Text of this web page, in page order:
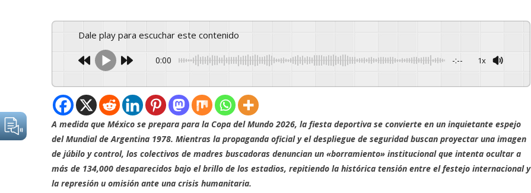
Dale play para escuchar este contenido
0:00 -:-- 1x
A medida que México se prepara para la Copa del Mundo 2026, la fiesta deportiva se convierte en un inquietante espejo
del Mundial de Argentina 1978. Mientras la propaganda oficial y el despliegue de seguridad buscan proyectar una imagen
de júbilo y control, los colectivos de madres buscadoras denuncian un «borramiento» institucional que intenta ocultar a
más de 134,000 desaparecidos bajo el brillo de los estadios, repitiendo la histórica tensión entre el festejo internacional y
la represión u omisión ante una crisis humanitaria.